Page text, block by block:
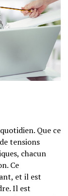
Que ce
tensions
chacun
Ce
et il est
Il est